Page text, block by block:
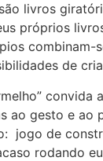
livros
próprios
combinam-
de
convida
ao gesto e ao
jogo de
rodando